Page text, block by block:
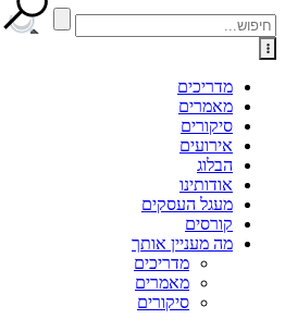
מדריכים
מאמרים
סיקורים
אירועים
הבלוג
אודותינו
מעגל העסקים
קורסים
מה מעניין אותך
מדריכים
מאמרים
סיקורים